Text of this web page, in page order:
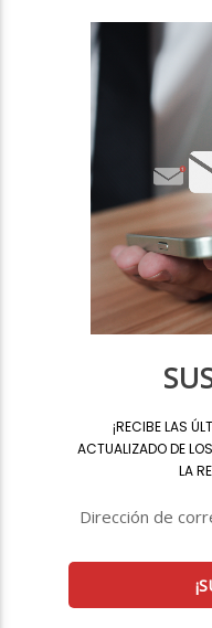
¡RECIBE LAS
ACTUALIZADO DE
LA